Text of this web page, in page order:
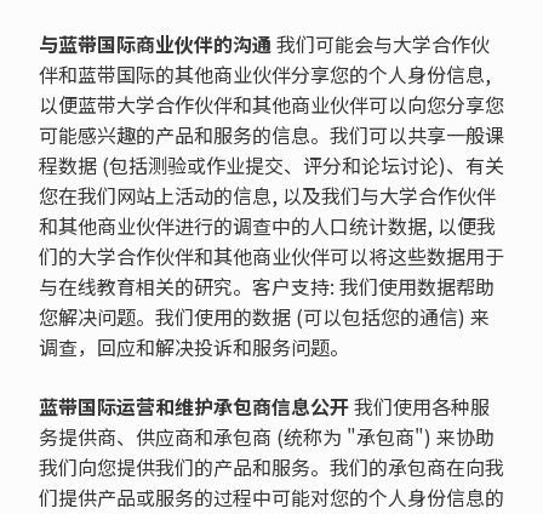
与蓝带国际商业伙伴的沟通我们可能会与大学合作伙
伴和蓝带国际的其他商业伙伴分享您的个人身份信息,
以便蓝带大学合作伙伴和其他商业伙伴可以向您分享您
可能感兴趣的产品和服务的信息。我们可以共享一般课
程数据 (包括测验或作业提交、评分和论坛讨论)、有关
您在我们网站上活动的信息, 以及我们与大学合作伙伴
和其他商业伙伴进行的调查中的人口统计数据, 以便我
们的大学合作伙伴和其他商业伙伴可以将这些数据用于
与在线教育相关的研究。客户支持: 我们使用数据帮助
您解决问题。我们使用的数据 (可以包括您的通信) 来
调查，回应和解决投诉和服务问题。
蓝带国际运营和维护承包商信息公开我们使用各种服
务提供商、供应商和承包商 (统称为 "承包商") 来协助
我们向您提供我们的产品和服务。我们的承包商在向我
们提供产品或服务的过程中可能对您的个人身份信息的